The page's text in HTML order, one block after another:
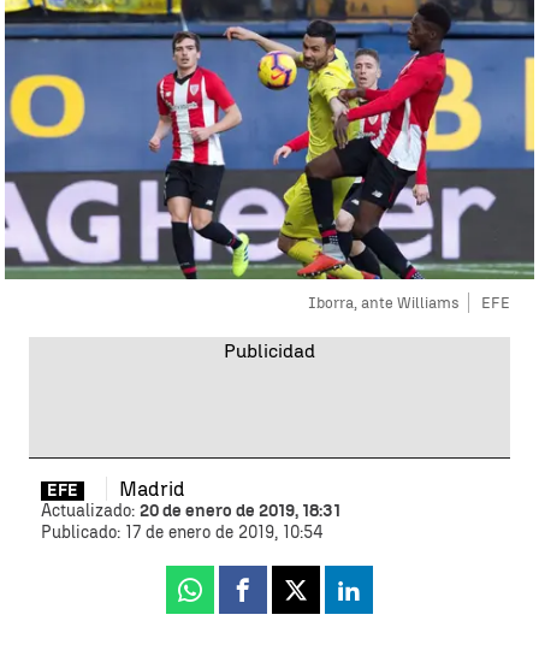
Iborra, ante Williams EFE
EFE Madrid
Actualizado: 20 de enero de 2019, 18:31
Publicado: 17 de enero de 2019, 10:54
Whatsapp
Facebook
X Linkedin